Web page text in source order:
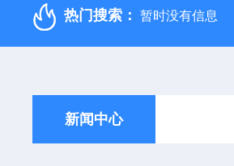
热门搜索： 暂时没有信息
新闻中心